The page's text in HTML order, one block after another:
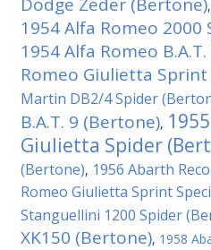
,
1954 Alfa Romeo
1954 Alfa Romeo
Romeo Giulietta
Martin DB2/4 Spider
B.A.T. 9 (Bertone),
Giulietta Spider
(Bertone), 1956 Abarth
Romeo Giulietta Sprint
Stanguellini 1200 Spider
XK150 (Bertone), 1958